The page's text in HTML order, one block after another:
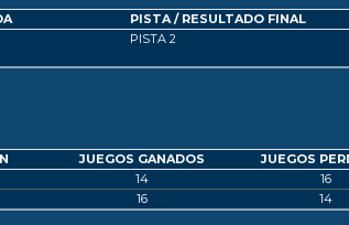
PISTA / RESULTADO FINAL
PISTA 2
JUEGOS GANADOS JUEGOS
14 16
16 14